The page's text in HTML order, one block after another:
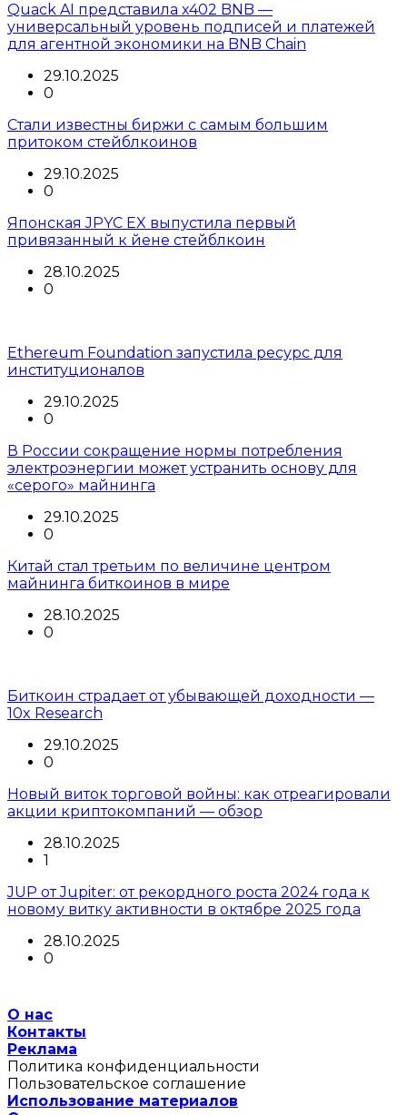
Quack AI представила x402 BNB —
универсальный уровень подписей и платежей
для агентной экономики на BNB Chain
29.10.2025
0
Стали известны биржи с самым большим
притоком стейблкоинов
29.10.2025
0
Японская JPYC EX выпустила первый
привязанный к йене стейблкоин
28.10.2025
0
Ethereum Foundation запустила ресурс для
институционалов
29.10.2025
0
В России сокращение нормы потребления
электроэнергии может устранить основу для
«серого» майнинга
29.10.2025
0
Китай стал третьим по величине центром
майнинга биткоинов в мире
28.10.2025
0
Биткоин страдает от убывающей доходности —
10x Research
29.10.2025
0
Новый виток торговой войны: как отреагировали
акции криптокомпаний — обзор
28.10.2025
1
JUP от Jupiter: от рекордного роста 2024 года к
новому витку активности в октябре 2025 года
28.10.2025
0
О нас
Контакты
Реклама
Политика конфиденциальности
Пользовательское соглашение
Использование материалов